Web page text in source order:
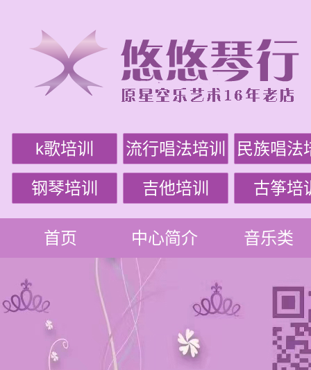
k歌培训 流行唱法培训 民族唱法
钢琴培训 吉他培训 古筝培
首页 中心简介 音乐类